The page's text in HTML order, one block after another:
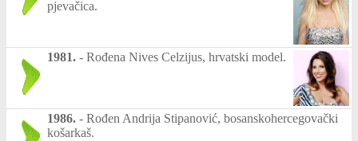
pjevačica.
1981. - Rođena Nives Celzijus, hrvatski model.
1986. - Rođen Andrija Stipanović, bosanskohercegovački
košarkaš.